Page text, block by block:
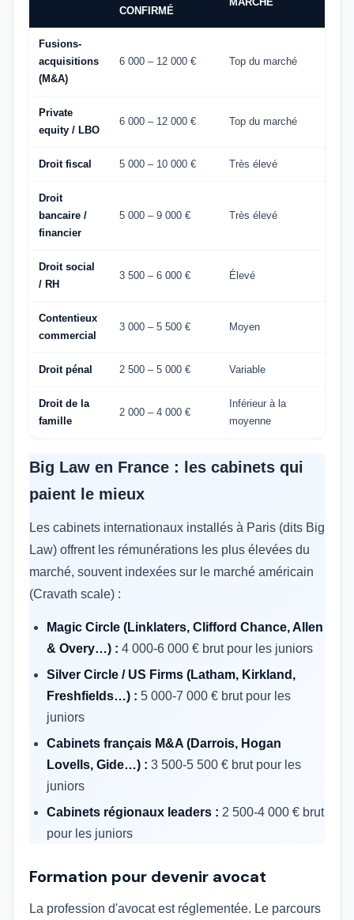
CONFIRMÉ
Fusions-
acquisitions
(M&A)
6 000 – 12 000 € Top du marché
Private
equity / LBO
6 000 – 12 000 € Top du marché
Droit fiscal 5 000 – 10 000 € Très élevé
Droit
bancaire /
financier
5 000 – 9 000 € Très élevé
Droit social
/ RH
3 500 – 6 000 € Élevé
Contentieux
commercial
3 000 – 5 500 € Moyen
Droit pénal 2 500 – 5 000 € Variable
Droit de la
famille
2 000 – 4 000 €
Inférieur à la
moyenne
Big Law en France : les cabinets qui
paient le mieux
Les cabinets internationaux installés à Paris (dits Big
Law) offrent les rémunérations les plus élevées du
marché, souvent indexées sur le marché américain
(Cravath scale) :
Magic Circle (Linklaters, Clifford Chance, Allen
& Overy…) : 4 000-6 000 € brut pour les juniors
Silver Circle / US Firms (Latham, Kirkland,
Freshfields…) : 5 000-7 000 € brut pour les
juniors
Cabinets français M&A (Darrois, Hogan
Lovells, Gide…) : 3 500-5 500 € brut pour les
juniors
Cabinets régionaux leaders : 2 500-4 000 € brut
pour les juniors
Formation pour devenir avocat
La profession d'avocat est réglementée. Le parcours